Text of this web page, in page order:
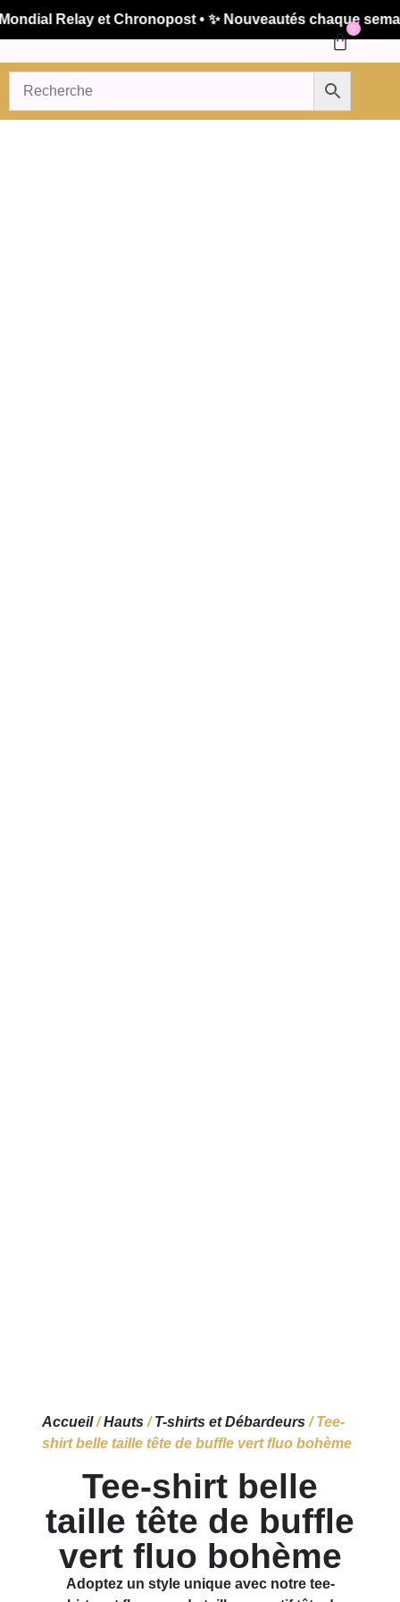
Relay et Chronopost • ✨ Nouveautés chaque
0
Accueil/Hauts/T-shirts et Débardeurs/ Tee-
shirt belle taille tête de buffle vert fluo bohème
Tee-shirt belle
taille tête de buffle
vert fluo bohème
Adoptez un style unique avec notre tee-